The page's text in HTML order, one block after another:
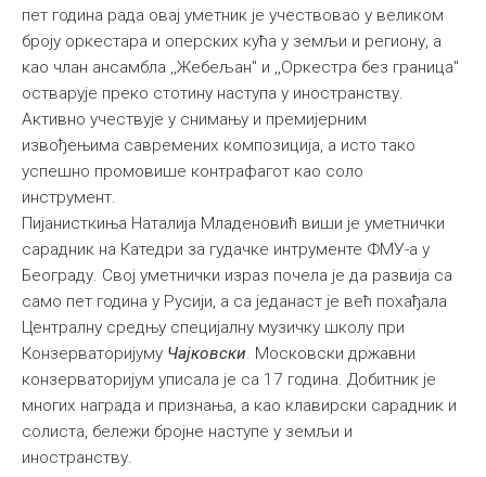
пет година рада овај уметник је учествoвао у великом
броју оркестара и оперских кућа у земљи и региону, а
као члан ансамбла ,,Жебељан" и ,,Оркестра без граница"
остварује преко стотину наступа у иностранству.
Активно учествује у снимању и премијерним
извођењима савремених композиција, а исто тако
успешно промовише контрафагот као соло
инструмент.
Пијанисткиња Наталија Младеновић виши је уметнички
сарадник на Катедри за гудачке интрументе ФМУ-а у
Београду. Свој уметнички израз почела је да развија са
само пет година у Русији, а са једанаст је већ похађала
Централну средњу специјалну музичку школу при
Конзерваторијуму Чајковски. Московски државни
конзерваторијум уписала је са 17 година. Добитник је
многих награда и признања, а као клавирски сарадник и
солиста, бележи бројне наступе у земљи и
иностранству.